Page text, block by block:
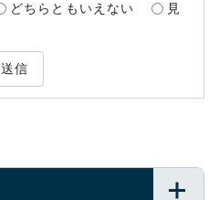
どちらともいえない
見
送信